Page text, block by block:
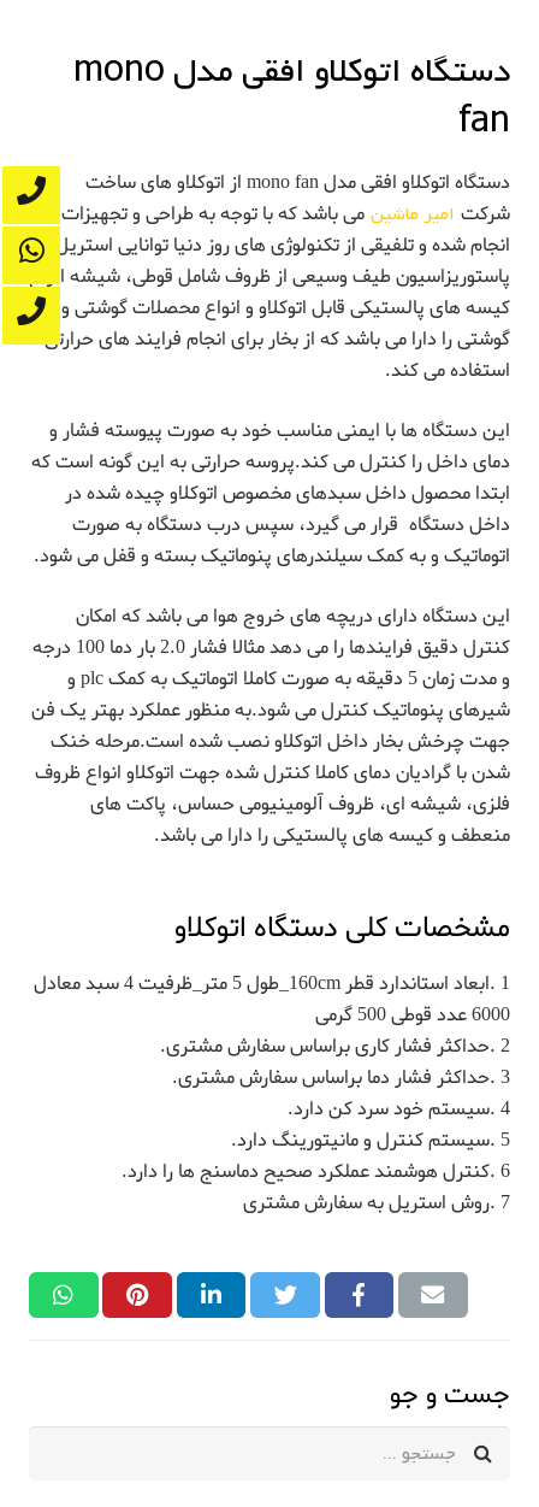
جست و جو
دستگاه اتوکلاو افقی
مدل mono
fan
دستگاه اتوکلاو افقی مدل mono fan از اتوکلاو های ساخت
شرکت امیر ماشین می باشد که با توجه به طراحی و تجهیزات
انجام شده و تلفیقی از تکنولوژی های روز دنیا توانایی استریل و
پاستوریزاسیون طیف وسیعی از ظروف شامل قوطی، شیشه انواع
کیسه های پالستیکی قابل اتوکلاو و انواع محصلات گوشتی و غیر
گوشتی را دارا می باشد که از بخار برای انجام فرایند های حرارتی
استفاده می کند.
این دستگاه ها با ایمنی مناسب خود به صورت پیوسته فشار و
دمای داخل را کنترل می کند.پروسه حرارتی به این گونه است که
ابتدا محصول داخل سبدهای مخصوص اتوکلاو چیده شده در
داخل دستگاه قرار می گیرد، سپس درب دستگاه به صورت
اتوماتیک و به کمک سیلندرهای پنوماتیک بسته و قفل می شود.
این دستگاه دارای دریچه های خروج هوا می باشد که امکان
کنترل دقیق فرایندها را می دهد مثالا فشار 2.0 بار دما 100 درجه
و مدت زمان 5 دقیقه به صورت کاملا اتوماتیک به کمک plc و
شیرهای پنوماتیک کنترل می شود.به منظور عملکرد بهتر یک فن
جهت چرخش بخار داخل اتوکلاو نصب شده است.مرحله خنک
شدن با گرادیان دمای کاملا کنترل شده جهت اتوکلاو انواع ظروف
فلزی، شیشه ای، ظروف آلومینیومی حساس، پاکت های
منعطف و کیسه های پالستیکی را دارا می باشد.
مشخصات کلی دستگاه اتوکلاو
1 .ابعاد استاندارد قطر 160cm_طول 5 متر_ظرفیت 4 سبد معادل
6000 عدد قوطی 500 گرمی
2 .حداکثر فشار کاری براساس سفارش مشتری.
3 .حداکثر فشار دما براساس سفارش مشتری.
4 .سیستم خود سرد کن دارد.
5 .سیستم کنترل و مانیتورینگ دارد.
6 .کنترل هوشمند عملکرد صحیح دماسنج ها را دارد.
7 .روش استریل به سفارش مشتری